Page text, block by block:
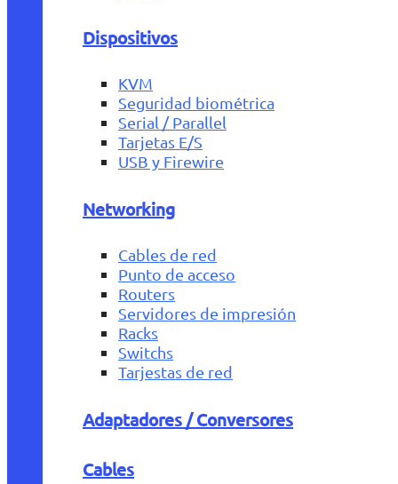
Dispositivos
KVM
Seguridad biométrica
Serial / Parallel
Tarjetas E/S
USB y Firewire
Networking
Cables de red
Punto de acceso
Routers
Servidores de impresión
Racks
Switchs
Tarjestas de red
Adaptadores / Conversores
Cables